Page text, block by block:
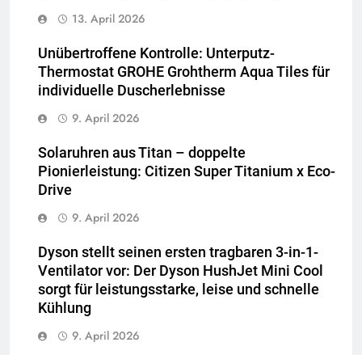
13. April 2026
Unübertroffene Kontrolle: Unterputz-
Thermostat GROHE Grohtherm Aqua Tiles für
individuelle Duscherlebnisse
9. April 2026
Solaruhren aus Titan – doppelte
Pionierleistung: Citizen Super Titanium x Eco-
Drive
9. April 2026
Dyson stellt seinen ersten tragbaren 3-in-1-
Ventilator vor: Der Dyson HushJet Mini Cool
sorgt für leistungsstarke, leise und schnelle
Kühlung
9. April 2026